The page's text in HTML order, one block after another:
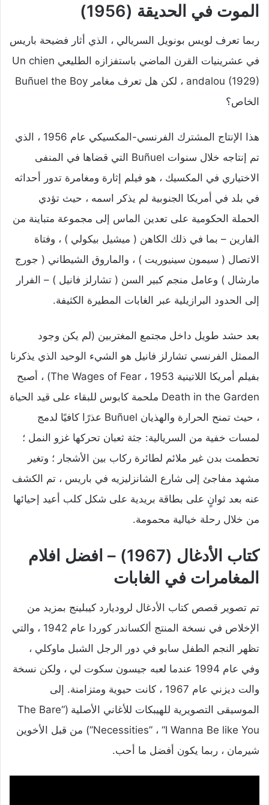
الموت في الحديقة (1956)
ربما تعرف لويس بونويل السريالي ، الذي أثار فضيحة باريس
في عشرينيات القرن الماضي باستفزازه الطليعي Un chien
andalou (1929) ، لكن هل تعرف مغامر Buñuel the Boy
الخاص؟
هذا الإنتاج المشترك الفرنسي-المكسيكي عام 1956 ، الذي
تم إنتاجه خلال سنوات Buñuel التي قضاها في المنفى
الاختياري في المكسيك ، هو فيلم إثارة ومغامرة تدور أحداثه
في بلد في أمريكا الجنوبية لم يذكر اسمه ، حيث تؤدي
الحملة الحكومية على تعدين الماس إلى مجموعة متباينة من
الفارين – بما في ذلك الكاهن ( ميشيل بيكولي ) ، وفتاة
الاتصال ( سيمون سينيوريت ) ، والماروق الشيطاني ( جورج
مارشال ) وعامل منجم كبير السن ( تشارلز فانيل ) – الفرار
إلى الحدود البرازيلية عبر الغابات المطيرة الكثيفة.
بعد حشد طويل داخل مجتمع المغتربين (لم يكن وجود
الممثل الفرنسي تشارلز فانيل هو الشيء الوحيد الذي يذكرنا
بفيلم أمريكا اللاتينية The Wages of Fear ، 1953) ، أصبح
Death in the Garden ملحمة كابوس للبقاء على قيد الحياة
، حيث تمنح الحرارة والهذيان Buñuel عذرًا كافيًا لدمج
لمسات خفية من السريالية: جثة ثعبان تحركها غزو النمل ؛
تحطمت بدن غير ملائم لطائرة ركاب بين الأشجار ؛ وتغير
مشهد مفاجئ إلى شارع الشانزليزيه في باريس ، تم الكشف
عنه بعد ثوانٍ على بطاقة بريدية على شكل كلب أعيد إحيائها
من خلال رحلة خيالية محمومة.
كتاب الأدغال (1967) – افضل افلام
المغامرات في الغابات
تم تصوير قصص كتاب الأدغال لروديارد كيبلينج بمزيد من
الإخلاص في نسخة المنتج ألكساندر كوردا عام 1942 ، والتي
تظهر النجم الطفل سابو في دور الرجل الشبل ماوكلي ،
وفي عام 1994 عندما لعبه جيسون سكوت لي ، ولكن نسخة
والت ديزني عام 1967 ، كانت حيوية ومتزامنة. إلى
الموسيقى التصويرية للهيبكات للأغاني الأصلية (“The Bare
Necessities” ، “I Wanna Be like You”) من قبل الأخوين
شيرمان ، ربما يكون أفضل ما أحب.